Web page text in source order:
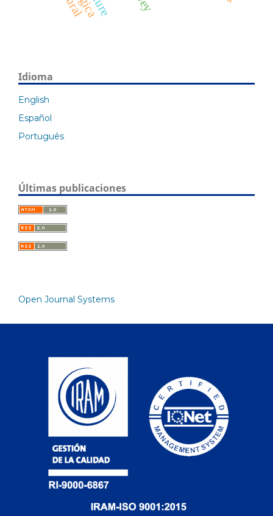
Idioma
English
Español
Português
Últimas publicaciones
Open Journal Systems